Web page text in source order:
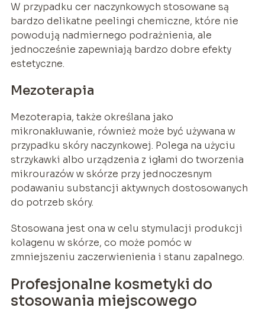
W przypadku cer naczynkowych stosowane są
bardzo delikatne peelingi chemiczne, które nie
powodują nadmiernego podrażnienia, ale
jednocześnie zapewniają bardzo dobre efekty
estetyczne.
Mezoterapia
Mezoterapia, także określana jako
mikronakłuwanie, również może być używana w
przypadku skóry naczynkowej. Polega na użyciu
strzykawki albo urządzenia z igłami do tworzenia
mikrourazów w skórze przy jednoczesnym
podawaniu substancji aktywnych dostosowanych
do potrzeb skóry.
Stosowana jest ona w celu stymulacji produkcji
kolagenu w skórze, co może pomóc w
zmniejszeniu zaczerwienienia i stanu zapalnego.
Profesjonalne kosmetyki do
stosowania miejscowego